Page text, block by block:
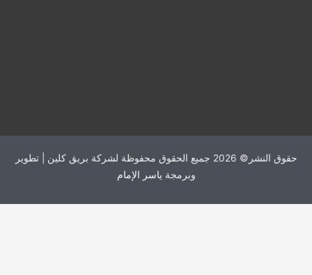
حقوق النشر© 2026 جميع الحقوق محفوظة لشركة بريق كلين | تطوير
وبرمجة ياسر الإمام